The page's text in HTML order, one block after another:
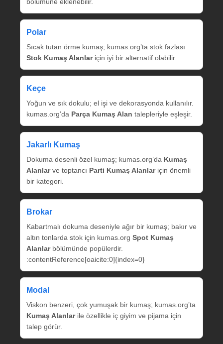
Polar
Sıcak tutan örme kumaş; kumas.org’ta stok fazlası
Stok Kumaş Alanlariçin iyi bir alternatif olabilir.
Keçe
Yoğun ve sık dokulu; el işi ve dekorasyonda kullanılır.
kumas.org’da Parça Kumaş Alan talepleriyle eşleşir.
Jakarlı Kumaş
Dokuma desenli özel kumaş; kumas.org’da Kumaş
Alanlarve toptancı Parti Kumaş Alanlariçin önemli
bir kategori.
Brokar
Kabartmalı dokuma deseniyle ağır bir kumaş; bakır ve
altın tonlarda stok için kumas.org Spot Kumaş
Alanlarbölümünde popülerdir.
:contentReference[oaicite:0]{index=0}
Modal
Viskon benzeri, çok yumuşak bir kumaş; kumas.org’ta
Kumaş Alanlarile özellikle iç giyim ve pijama için
talep görür.